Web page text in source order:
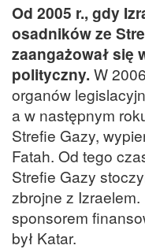
Od 2005 r., gdy
osadników ze
zaangażował się
polityczny. W
organów
a w następnym
Strefie Gazy,
Fatah. Od tego
Strefie Gazy
zbrojne z Izraelem.
sponsorem
był Katar.